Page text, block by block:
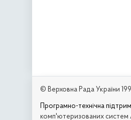
© Верховна Рада України
Програмно-технічна
комп'ютеризованих систем